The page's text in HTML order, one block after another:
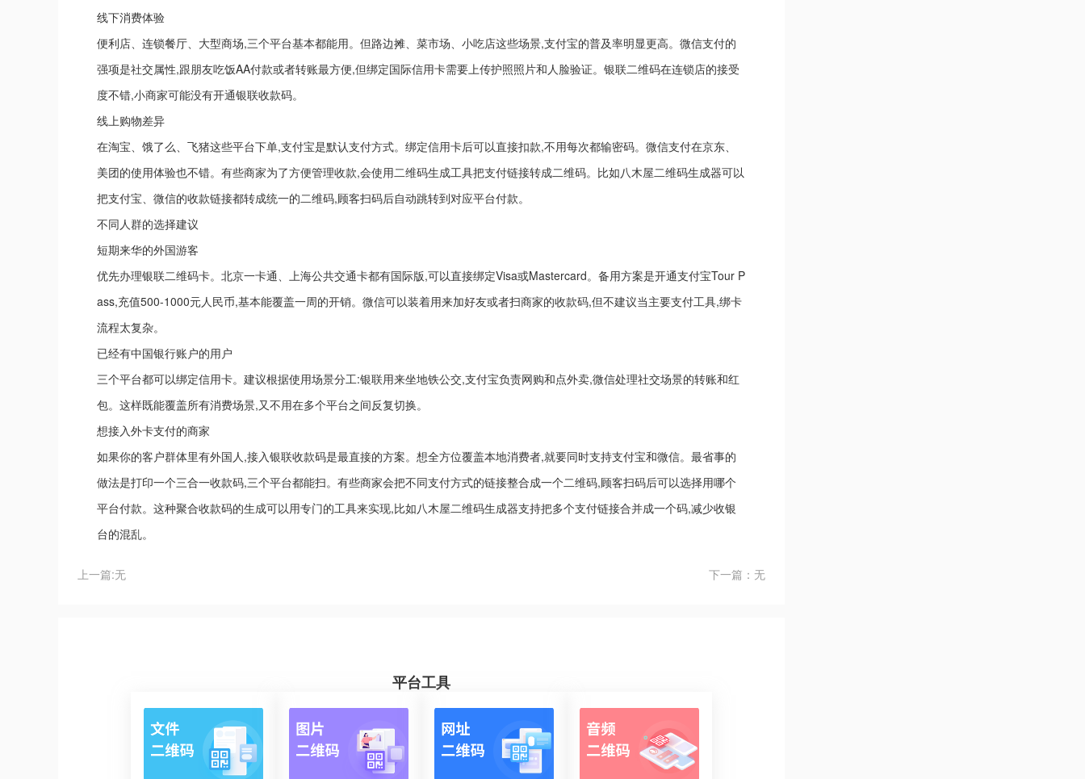
线下消费体验
便利店、连锁餐厅、大型商场,三个平台基本都能用。但路边摊、菜市场、小吃店这些场景,支付宝的普及率明显更高。微信支付的
强项是社交属性,跟朋友吃饭AA付款或者转账最方便,但绑定国际信用卡需要上传护照照片和人脸验证。银联二维码在连锁店的接受
度不错,小商家可能没有开通银联收款码。
线上购物差异
在淘宝、饿了么、飞猪这些平台下单,支付宝是默认支付方式。绑定信用卡后可以直接扣款,不用每次都输密码。微信支付在京东、
美团的使用体验也不错。有些商家为了方便管理收款,会使用二维码生成工具把支付链接转成二维码。比如八木屋二维码生成器可以
把支付宝、微信的收款链接都转成统一的二维码,顾客扫码后自动跳转到对应平台付款。
不同人群的选择建议
短期来华的外国游客
优先办理银联二维码卡。北京一卡通、上海公共交通卡都有国际版,可以直接绑定Visa或Mastercard。备用方案是开通支付宝Tour P
ass,充值500-1000元人民币,基本能覆盖一周的开销。微信可以装着用来加好友或者扫商家的收款码,但不建议当主要支付工具,绑卡
流程太复杂。
已经有中国银行账户的用户
三个平台都可以绑定信用卡。建议根据使用场景分工:银联用来坐地铁公交,支付宝负责网购和点外卖,微信处理社交场景的转账和红
包。这样既能覆盖所有消费场景,又不用在多个平台之间反复切换。
想接入外卡支付的商家
如果你的客户群体里有外国人,接入银联收款码是最直接的方案。想全方位覆盖本地消费者,就要同时支持支付宝和微信。最省事的
做法是打印一个三合一收款码,三个平台都能扫。有些商家会把不同支付方式的链接整合成一个二维码,顾客扫码后可以选择用哪个
平台付款。这种聚合收款码的生成可以用专门的工具来实现,比如八木屋二维码生成器支持把多个支付链接合并成一个码,减少收银
台的混乱。
上一篇:无 下一篇：无
平台工具